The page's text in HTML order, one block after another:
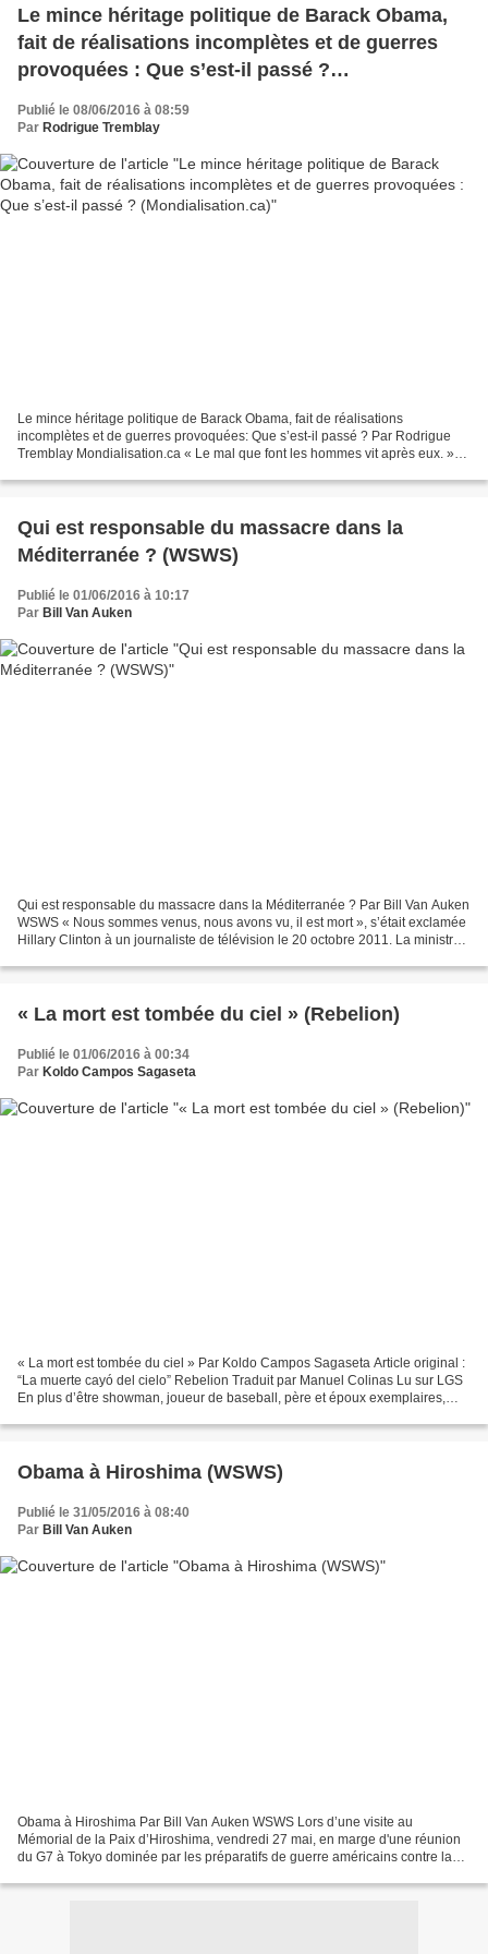
Le mince héritage politique de Barack Obama,
fait de réalisations incomplètes et de guerres
provoquées : Que s’est-il passé ?
Publié le 08/06/2016 à 08:59
Par Rodrigue Tremblay
Le mince héritage politique de Barack Obama, fait de réalisations
incomplètes et de guerres provoquées: Que s’est-il passé ? Par Rodrigue
Tremblay Mondialisation.ca « Le mal que font les hommes vit après eux. »
Qui est responsable du massacre dans la
Méditerranée ? (WSWS)
Publié le 01/06/2016 à 10:17
Par Bill Van Auken
Qui est responsable du massacre dans la Méditerranée ? Par Bill Van Auken
WSWS « Nous sommes venus, nous avons vu, il est mort », s’était exclamée
Hillary Clinton à un journaliste de télévision le 20 octobre 2011. La ministre
« La mort est tombée du ciel » (Rebelion)
Publié le 01/06/2016 à 00:34
Par Koldo Campos Sagaseta
« La mort est tombée du ciel » Par Koldo Campos Sagaseta Article original :
“La muerte cayó del cielo” Rebelion Traduit par Manuel Colinas Lu sur LGS
En plus d’être showman, joueur de baseball, père et époux exemplaires,
Obama à Hiroshima (WSWS)
Publié le 31/05/2016 à 08:40
Par Bill Van Auken
Obama à Hiroshima Par Bill Van Auken WSWS Lors d’une visite au
Mémorial de la Paix d’Hiroshima, vendredi 27 mai, en marge d'une réunion
du G7 à Tokyo dominée par les préparatifs de guerre américains contre la